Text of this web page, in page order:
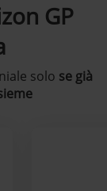
GP
solo se già